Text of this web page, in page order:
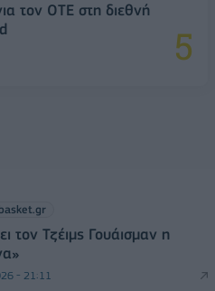
τον ΟΤΕ στη διεθνή
τον Τζέιμς Γουάισμαν η
- 21:11